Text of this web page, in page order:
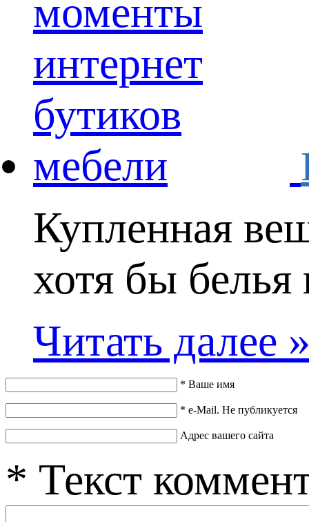
Купленная
хотя бы
Читать далее
* Ваше имя
* e-Mail. Не публикуется
Адрес вашего сайта
* Текст